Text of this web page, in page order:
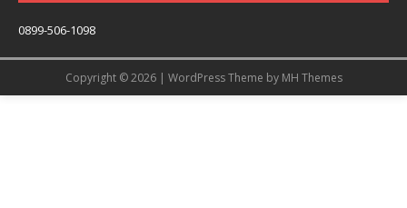
0899-506-1098
Copyright © 2026 | WordPress Theme by MH Themes